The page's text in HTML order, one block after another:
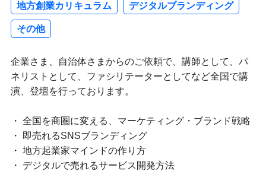
地方創業カリキュラム デジタルブランディング
その他
企業さま、自治体さまからのご依頼で、講師として、パ
ネリストとして、ファシリテーターとしてなど全国で講
演、登壇を行っております。
・ 全国を商圏に変える、マーケティング・ブランド戦略
・ 即売れるSNSブランディング
・ 地方起業家マインドの作り方
・ デジタルで売れるサービス開発方法